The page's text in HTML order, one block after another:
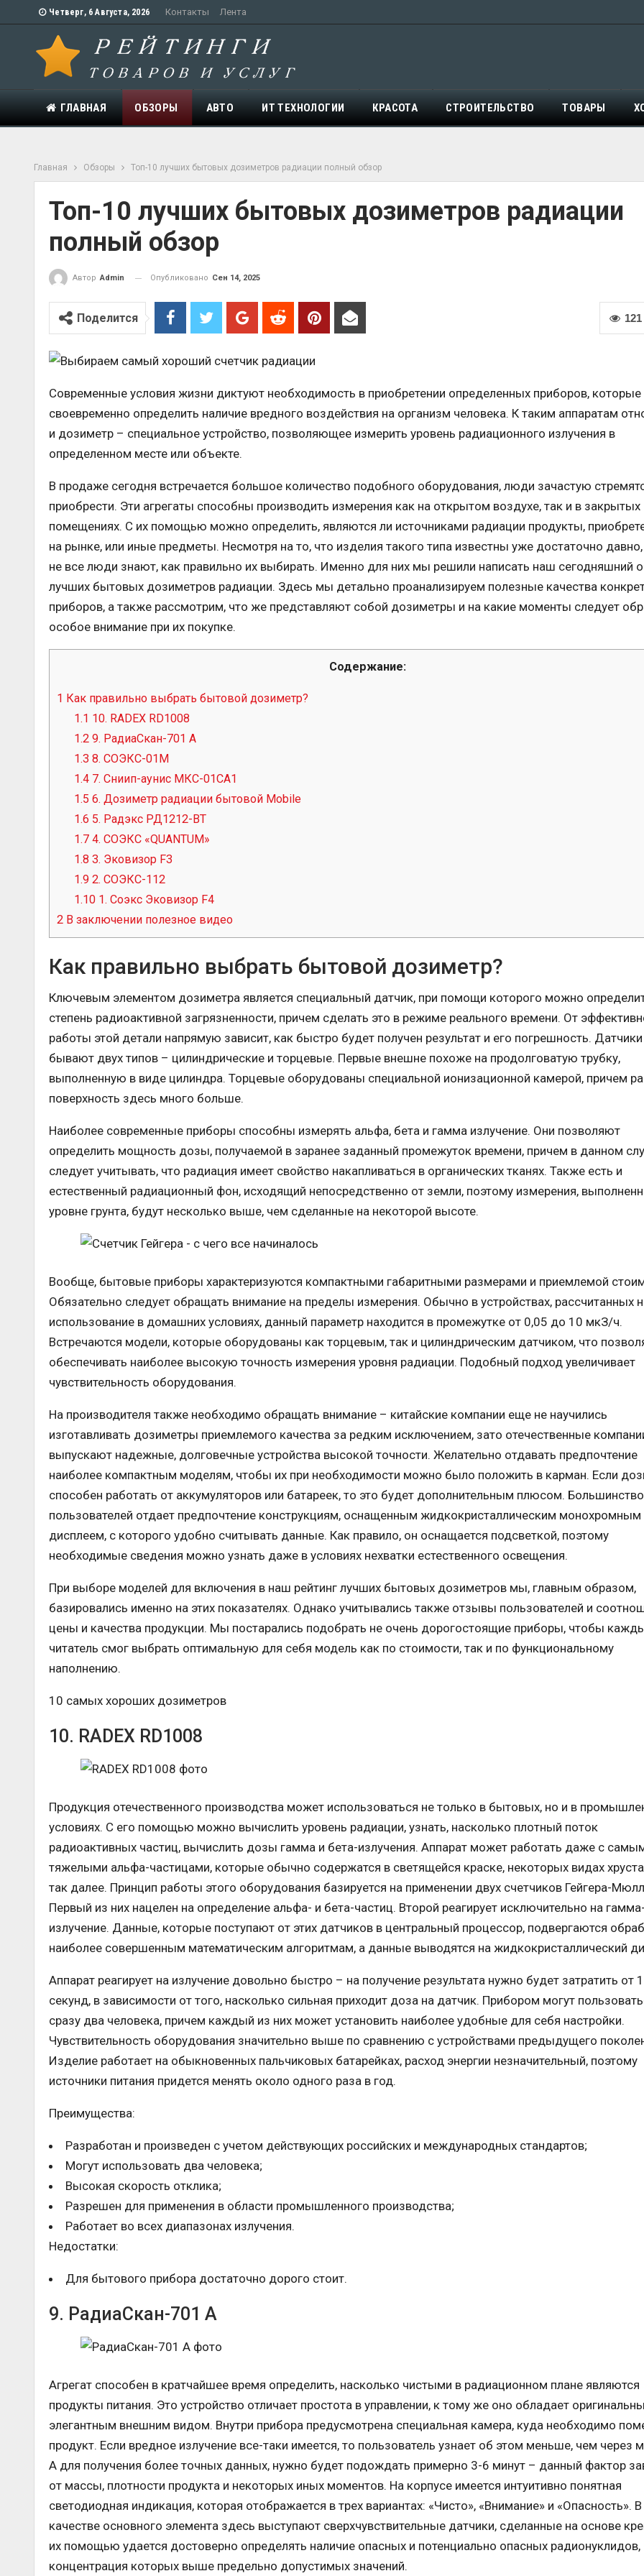
Четверг, 6 Августа, 2026 Контакты Лента
ГЛАВНАЯ ОБЗОРЫ АВТО ИТ ТЕХНОЛОГИИ КРАСОТА СТРОИТЕЛЬСТВО ТОВАРЫ
Главная Обзоры Топ-10 лучших бытовых дозиметров радиации полный обзор
Топ-10 лучших бытовых дозиметров радиации
полный обзор
Автор Admin Опубликовано Сен 14, 2025
121
Поделится
Современные условия жизни диктуют необходимость в приобретении определенных приборов, которые
своевременно определить наличие вредного воздействия на организм человека. К таким аппаратам
и дозиметр – специальное устройство, позволяющее измерить уровень радиационного излучения в
определенном месте или объекте.
В продаже сегодня встречается большое количество подобного оборудования, люди зачастую
приобрести. Эти агрегаты способны производить измерения как на открытом воздухе, так и в закрытых
помещениях. С их помощью можно определить, являются ли источниками радиации продукты,
на рынке, или иные предметы. Несмотря на то, что изделия такого типа известны уже достаточно
не все люди знают, как правильно их выбирать. Именно для них мы решили написать наш сегодняшний
лучших бытовых дозиметров радиации. Здесь мы детально проанализируем полезные качества
приборов, а также рассмотрим, что же представляют собой дозиметры и на какие моменты следует
особое внимание при их покупке.
Содержание:
1 Как правильно выбрать бытовой дозиметр?
1.1 10. RADEX RD1008
1.2 9. РадиаСкан-701 А
1.3 8. СОЭКС-01М
1.4 7. Сниип-аунис МКС-01СА1
1.5 6. Дозиметр радиации бытовой Mobile
1.6 5. Радэкс РД1212-ВТ
1.7 4. СОЭКС «QUANTUM»
1.8 3. Эковизор F3
1.9 2. СОЭКС-112
1.10 1. Соэкс Эковизор F4
2 В заключении полезное видео
Как правильно выбрать бытовой дозиметр?
Ключевым элементом дозиметра является специальный датчик, при помощи которого можно
степень радиоактивной загрязненности, причем сделать это в режиме реального времени. От
работы этой детали напрямую зависит, как быстро будет получен результат и его погрешность. Датчики
бывают двух типов – цилиндрические и торцевые. Первые внешне похоже на продолговатую трубку,
выполненную в виде цилиндра. Торцевые оборудованы специальной ионизационной камерой, причем
поверхность здесь много больше.
Наиболее современные приборы способны измерять альфа, бета и гамма излучение. Они позволяют
определить мощность дозы, получаемой в заранее заданный промежуток времени, причем в данном
следует учитывать, что радиация имеет свойство накапливаться в органических тканях. Также есть и
естественный радиационный фон, исходящий непосредственно от земли, поэтому измерения,
уровне грунта, будут несколько выше, чем сделанные на некоторой высоте.
Вообще, бытовые приборы характеризуются компактными габаритными размерами и приемлемой
Обязательно следует обращать внимание на пределы измерения. Обычно в устройствах, рассчитанных
использование в домашних условиях, данный параметр находится в промежутке от 0,05 до 10 мкЗ/ч.
Встречаются модели, которые оборудованы как торцевым, так и цилиндрическим датчиком, что
обеспечивать наиболее высокую точность измерения уровня радиации. Подобный подход увеличивает
чувствительность оборудования.
На производителя также необходимо обращать внимание – китайские компании еще не научились
изготавливать дозиметры приемлемого качества за редким исключением, зато отечественные
выпускают надежные, долговечные устройства высокой точности. Желательно отдавать предпочтение
наиболее компактным моделям, чтобы их при необходимости можно было положить в карман. Если
способен работать от аккумуляторов или батареек, то это будет дополнительным плюсом. Большинство
пользователей отдает предпочтение конструкциям, оснащенным жидкокристаллическим монохромным
дисплеем, с которого удобно считывать данные. Как правило, он оснащается подсветкой, поэтому
необходимые сведения можно узнать даже в условиях нехватки естественного освещения.
При выборе моделей для включения в наш рейтинг лучших бытовых дозиметров мы, главным образом,
базировались именно на этих показателях. Однако учитывались также отзывы пользователей и
цены и качества продукции. Мы постарались подобрать не очень дорогостоящие приборы, чтобы
читатель смог выбрать оптимальную для себя модель как по стоимости, так и по функциональному
наполнению.
10 самых хороших дозиметров
10. RADEX RD1008
Продукция отечественного производства может использоваться не только в бытовых, но и в
условиях. С его помощью можно вычислить уровень радиации, узнать, насколько плотный поток
радиоактивных частиц, вычислить дозы гамма и бета-излучения. Аппарат может работать даже с
тяжелыми альфа-частицами, которые обычно содержатся в светящейся краске, некоторых видах
так далее. Принцип работы этого оборудования базируется на применении двух счетчиков Гейгера-
Первый из них нацелен на определение альфа- и бета-частиц. Второй реагирует исключительно на гамма-
излучение. Данные, которые поступают от этих датчиков в центральный процессор, подвергаются
наиболее совершенным математическим алгоритмам, а данные выводятся на жидкокристаллический
Аппарат реагирует на излучение довольно быстро – на получение результата нужно будет затратить от
секунд, в зависимости от того, насколько сильная приходит доза на датчик. Прибором могут
сразу два человека, причем каждый из них может установить наиболее удобные для себя настройки.
Чувствительность оборудования значительно выше по сравнению с устройствами предыдущего
Изделие работает на обыкновенных пальчиковых батарейках, расход энергии незначительный, поэтому
источники питания придется менять около одного раза в год.
Преимущества:
Разработан и произведен с учетом действующих российских и международных стандартов;
Могут использовать два человека;
Высокая скорость отклика;
Разрешен для применения в области промышленного производства;
Работает во всех диапазонах излучения.
Недостатки:
Для бытового прибора достаточно дорого стоит.
9. РадиаСкан-701 А
Агрегат способен в кратчайшее время определить, насколько чистыми в радиационном плане являются
продукты питания. Это устройство отличает простота в управлении, к тому же оно обладает
элегантным внешним видом. Внутри прибора предусмотрена специальная камера, куда необходимо
продукт. Если вредное излучение все-таки имеется, то пользователь узнает об этом меньше, чем через
А для получения более точных данных, нужно будет подождать примерно 3-6 минут – данный фактор
от массы, плотности продукта и некоторых иных моментов. На корпусе имеется интуитивно понятная
светодиодная индикация, которая отображается в трех вариантах: «Чисто», «Внимание» и «Опасность». В
качестве основного элемента здесь выступают сверхчувствительные датчики, сделанные на основе
их помощью удается достоверно определять наличие опасных и потенциально опасных радионуклидов,
концентрация которых выше предельно допустимых значений.